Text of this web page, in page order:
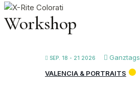
Workshop
SEP. 18 - 21 2026
Ganztags
VALENCIA & PORTRAITS